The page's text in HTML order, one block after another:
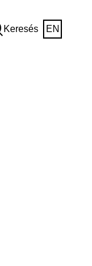
Keresés EN